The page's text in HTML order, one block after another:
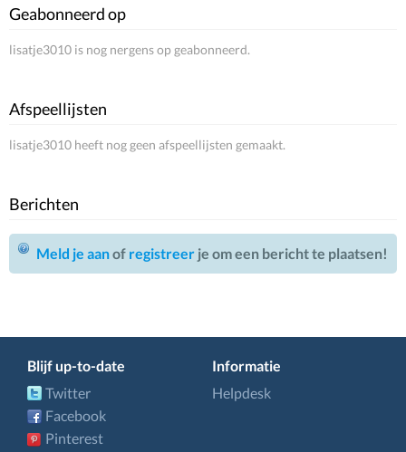
Geabonneerd op
lisatje3010 is nog nergens op geabonneerd.
Afspeellijsten
lisatje3010 heeft nog geen afspeellijsten gemaakt.
Berichten
Meld je aanof registreer je om een bericht te plaatsen!
Blijf up-to-date
Twitter
Facebook
Pinterest
Informatie
Helpdesk